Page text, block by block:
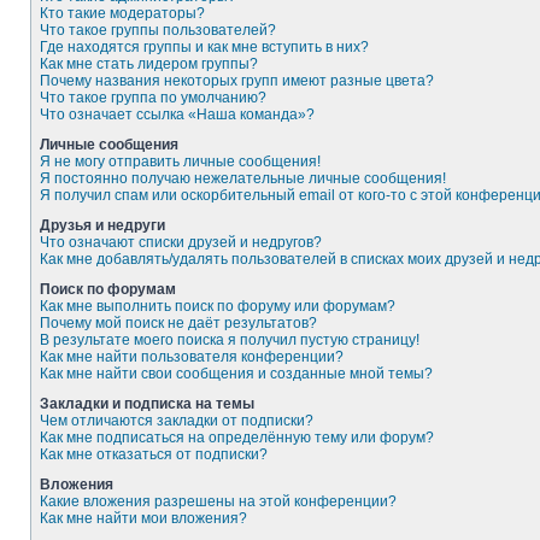
Кто такие модераторы?
Что такое группы пользователей?
Где находятся группы и как мне вступить в них?
Как мне стать лидером группы?
Почему названия некоторых групп имеют разные цвета?
Что такое группа по умолчанию?
Что означает ссылка «Наша команда»?
Личные сообщения
Я не могу отправить личные сообщения!
Я постоянно получаю нежелательные личные сообщения!
Я получил спам или оскорбительный email от кого-то с этой
Друзья и недруги
Что означают списки друзей и недругов?
Как мне добавлять/удалять пользователей в списках моих друзей и
Поиск по форумам
Как мне выполнить поиск по форуму или форумам?
Почему мой поиск не даёт результатов?
В результате моего поиска я получил пустую страницу!
Как мне найти пользователя конференции?
Как мне найти свои сообщения и созданные мной темы?
Закладки и подписка на темы
Чем отличаются закладки от подписки?
Как мне подписаться на определённую тему или форум?
Как мне отказаться от подписки?
Вложения
Какие вложения разрешены на этой конференции?
Как мне найти мои вложения?